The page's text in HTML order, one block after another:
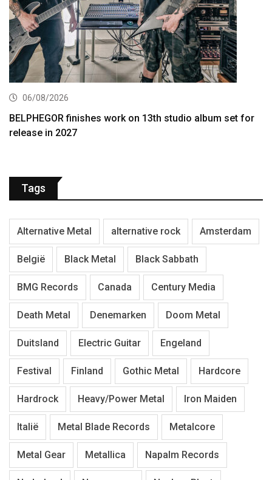
06/08/2026
BELPHEGOR finishes work on 13th studio album set for
release in 2027
Tags
Alternative Metal alternative rock Amsterdam
België Black Metal Black Sabbath
BMG Records Canada Century Media
Death Metal Denemarken Doom Metal
Duitsland Electric Guitar Engeland
Festival Finland Gothic Metal Hardcore
Hardrock Heavy/Power Metal Iron Maiden
Italië Metal Blade Records Metalcore
Metal Gear Metallica Napalm Records